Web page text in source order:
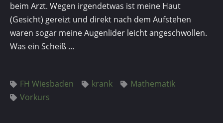
beim Arzt. Wegen irgendetwas ist meine Haut
(Gesicht) gereizt und direkt nach dem Aufstehen
waren sogar meine Augenlider leicht angeschwollen.
Was ein Scheiß …
FH Wiesbaden krank
Mathematik
Vorkurs